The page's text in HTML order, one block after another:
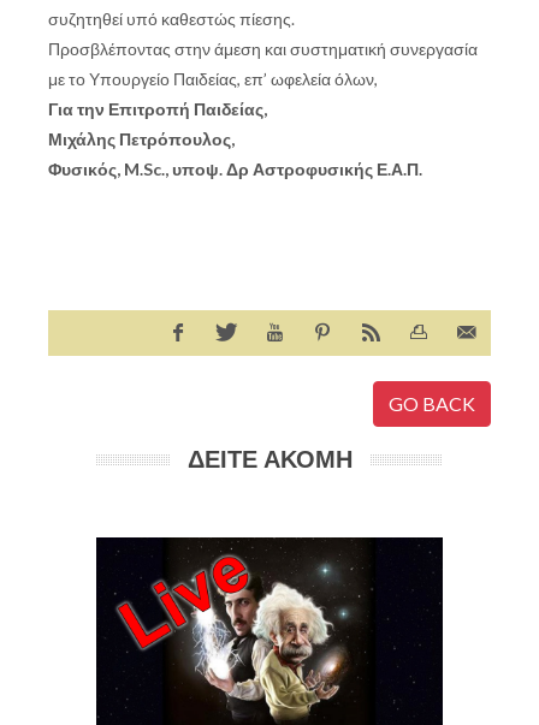
συζητηθεί υπό καθεστώς πίεσης.
Προσβλέποντας στην άμεση και συστηματική συνεργασία
με το Υπουργείο Παιδείας, επ’ ωφελεία όλων,
Για την Επιτροπή Παιδείας,
Μιχάλης Πετρόπουλος,
Φυσικός, M.Sc., υποψ. Δρ Αστροφυσικής Ε.Α.Π.
GO BACK
ΔΕΙΤΕ ΑΚΟΜΗ